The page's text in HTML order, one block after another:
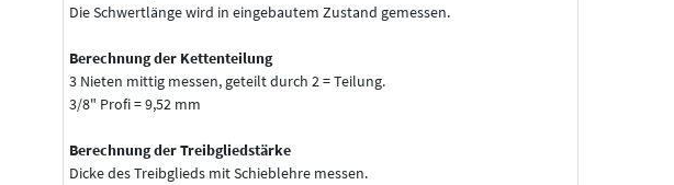
Die Schwertlänge wird in eingebautem Zustand gemessen.
Berechnung der Kettenteilung
3 Nieten mittig messen, geteilt durch 2 = Teilung.
3/8" Profi = 9,52 mm
Berechnung der Treibgliedstärke
Dicke des Treibglieds mit Schieblehre messen.